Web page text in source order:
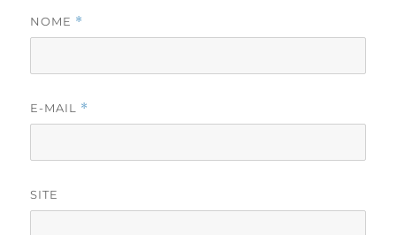
NOME *
E-MAIL *
SITE